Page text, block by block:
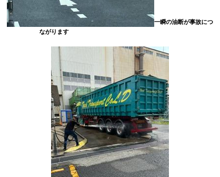
一瞬の油断が事故につ
ながります